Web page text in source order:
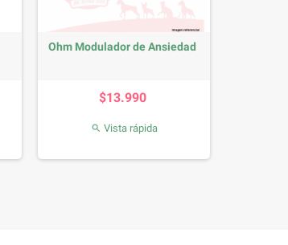
Ohm Modulador de Ansiedad
$13.990
 Vista rápida